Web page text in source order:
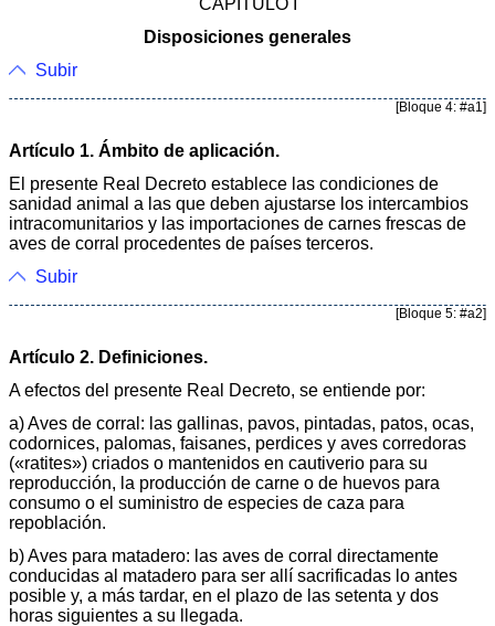
Disposiciones generales
Subir
[Bloque 4: #a1]
Artículo 1. Ámbito de aplicación.
El presente Real Decreto establece las condiciones de
sanidad animal a las que deben ajustarse los intercambios
intracomunitarios y las importaciones de carnes frescas de
aves de corral procedentes de países terceros.
Subir
[Bloque 5: #a2]
Artículo 2. Definiciones.
A efectos del presente Real Decreto, se entiende por:
a) Aves de corral: las gallinas, pavos, pintadas, patos, ocas,
codornices, palomas, faisanes, perdices y aves corredoras
(«ratites») criados o mantenidos en cautiverio para su
reproducción, la producción de carne o de huevos para
consumo o el suministro de especies de caza para
repoblación.
b) Aves para matadero: las aves de corral directamente
conducidas al matadero para ser allí sacrificadas lo antes
posible y, a más tardar, en el plazo de las setenta y dos
horas siguientes a su llegada.